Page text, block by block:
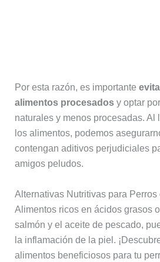
Por esta razón, es importante
alimentos procesadosy optar
naturales y menos procesadas. Al
los alimentos, podemos
contengan aditivos perjudiciales
amigos peludos.
Alternativas Nutritivas para Perros
Alimentos ricos en ácidos grasos
salmón y el aceite de pescado,
la inflamación de la piel.
alimentos beneficiosos para tu